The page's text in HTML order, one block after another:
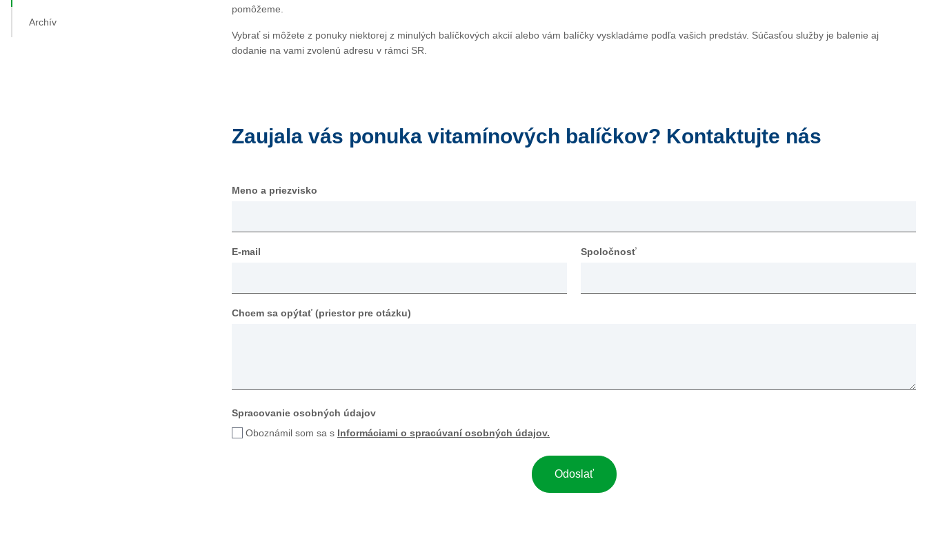
Archív
pomôžeme.
Vybrať si môžete z ponuky niektorej z minulých balíčkových akcií alebo vám balíčky vyskladáme podľa vašich predstáv. Súčasťou služby je balenie aj
dodanie na vami zvolenú adresu v rámci SR.
Zaujala vás ponuka vitamínových balíčkov? Kontaktujte nás
Meno a priezvisko
E-mail Spoločnosť
Chcem sa opýtať (priestor pre otázku)
Spracovanie osobných údajov
Oboznámil som sa s Informáciami o spracúvaní osobných údajov.